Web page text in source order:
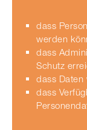
dass
werden
dass
Schutz
dass Daten
dass